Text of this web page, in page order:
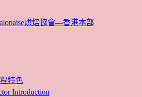
特色
Introduction